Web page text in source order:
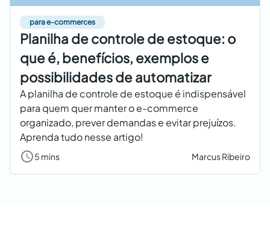
para e-commerces
Planilha de controle de estoque: o
que é, benefícios, exemplos e
possibilidades de automatizar
A planilha de controle de estoque é indispensável
para quem quer manter o e-commerce
organizado, prever demandas e evitar prejuízos.
Aprenda tudo nesse artigo!
5 mins Marcus Ribeiro